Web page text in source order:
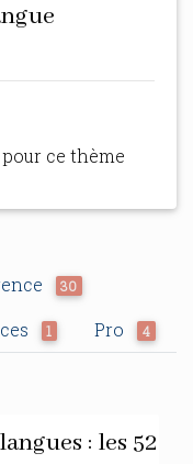
pour ce thème
30
1 Pro 4
: les 52